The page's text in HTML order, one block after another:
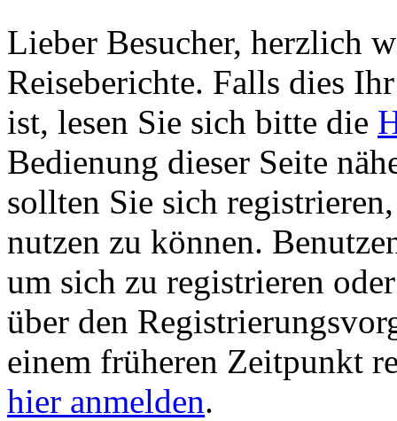
Lieber Besucher, herzlich
Reiseberichte. Falls dies
ist, lesen Sie sich bitte die
Bedienung dieser Seite
sollten Sie sich
nutzen zu können.
um sich zu registrieren
über den
einem früheren Zeitpunkt
hier anmelden.